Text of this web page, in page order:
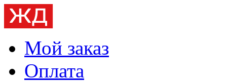
Мой заказ
Оплата